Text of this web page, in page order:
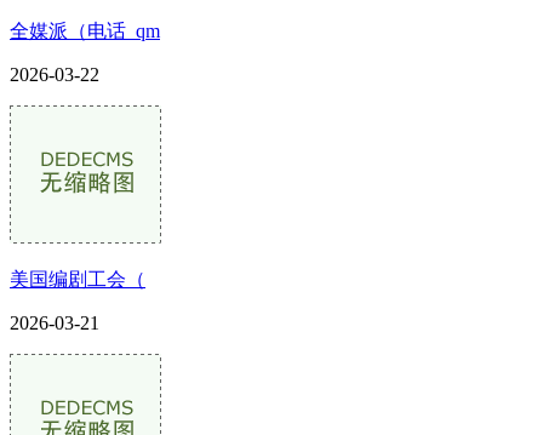
全媒派（电话_qm
2026-03-22
美国编剧工会（
2026-03-21